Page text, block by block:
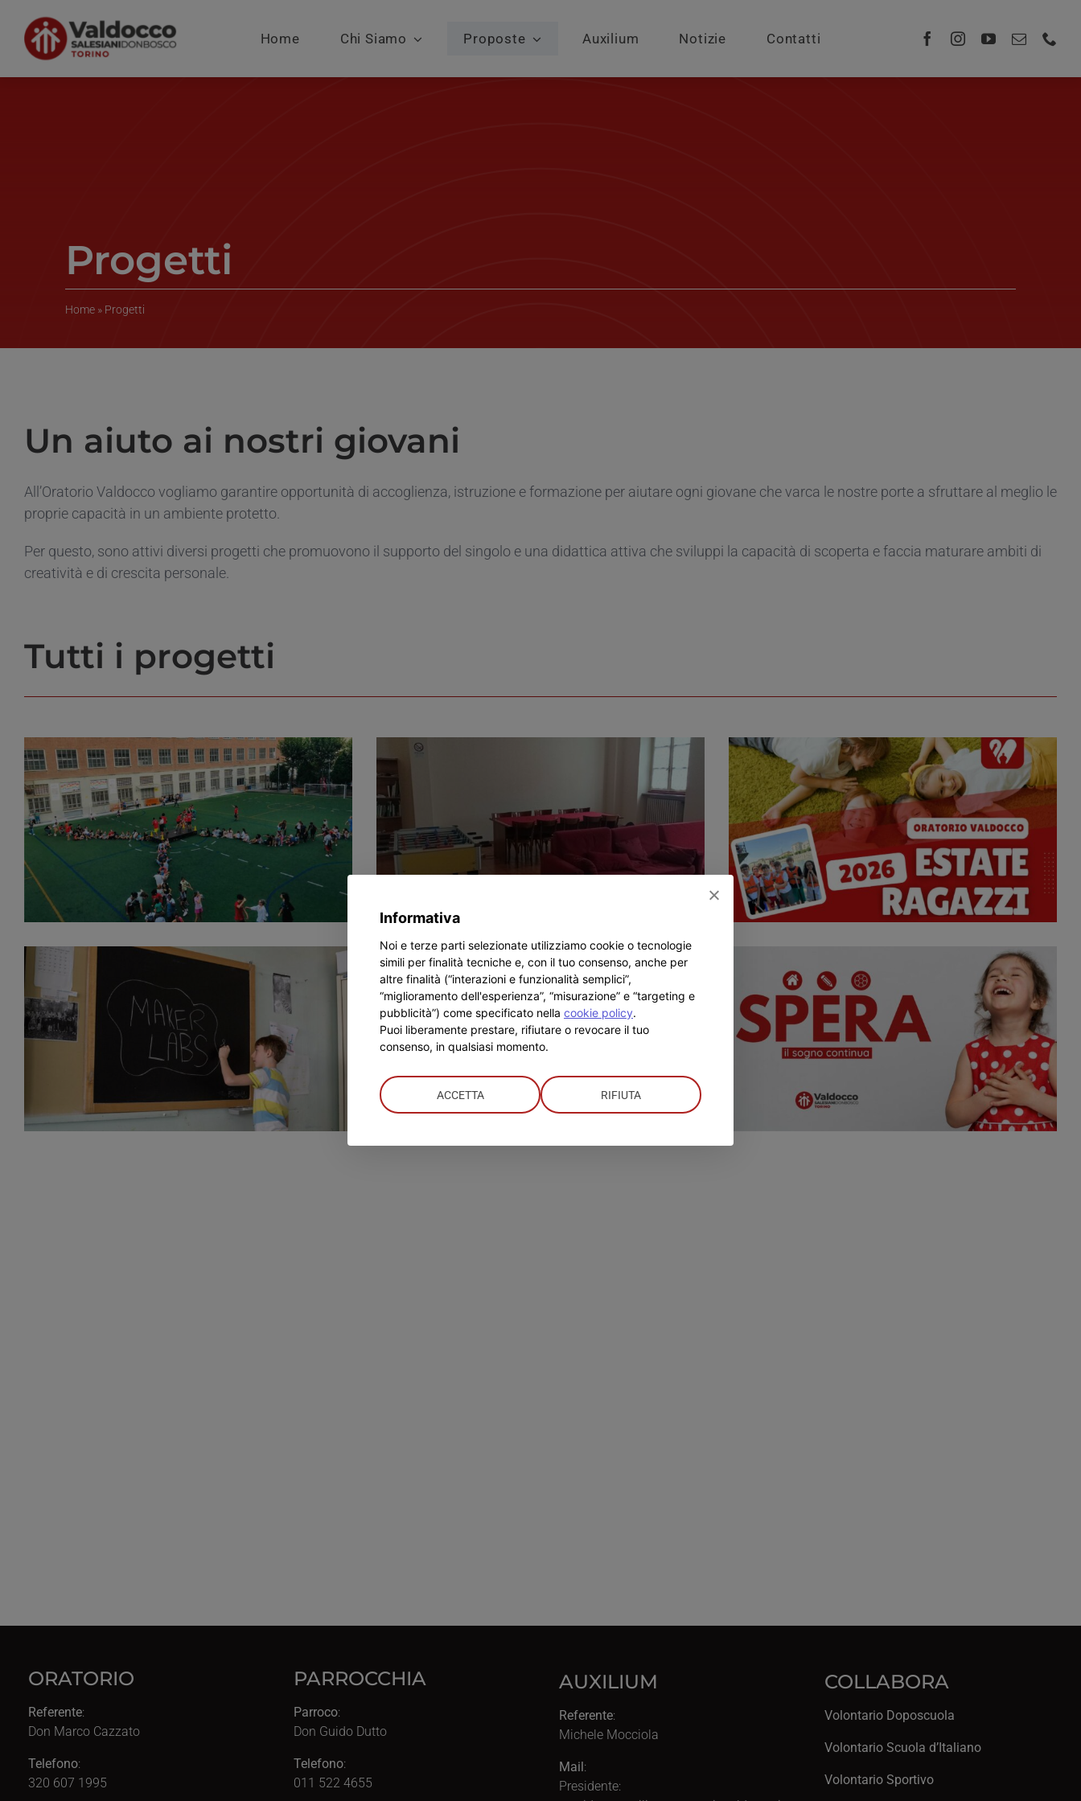
contenuto
Home Chi Siamo Proposte Auxilium Notizie Contatti
Progetti
Home» Progetti
Un aiuto ai nostri giovani
All’Oratorio Valdocco vogliamo garantire opportunità di accoglienza, istruzione e formazione per aiutare ogni giovane che varca le nostre porte a sfruttare al meglio le
proprie capacità in un ambiente protetto.
Per questo, sono attivi diversi progetti che promuovono il supporto del singolo e una didattica attiva che sviluppi la capacità di scoperta e faccia maturare ambiti di
creatività e di crescita personale.
Tutti i progetti
Casa “Michele Magone” Estate Ragazzi 2026
PCTO | Tirocini | Servizio
Civile Universale
Progetti
Progetto SPERA
ORATORIO
Referente:
Don Marco Cazzato
Telefono:
320 607 1995
PARROCCHIA
Parroco:
Don Guido Dutto
Telefono:
011 522 4655
AUXILIUM
Referente:
Michele Mocciola
Mail:
Presidente:
COLLABORA
Volontario Doposcuola
Volontario Scuola d’Italiano
Volontario Sportivo
Informativa
Noi e terze parti selezionate utilizziamo cookie o tecnologie
simili per finalità tecniche e, con il tuo consenso, anche per
altre finalità (“interazioni e funzionalità semplici”,
“miglioramento dell'esperienza”, “misurazione” e “targeting e
pubblicità”) come specificato nella cookie policy.
Puoi liberamente prestare, rifiutare o revocare il tuo
consenso, in qualsiasi momento.
ACCETTA RIFIUTA